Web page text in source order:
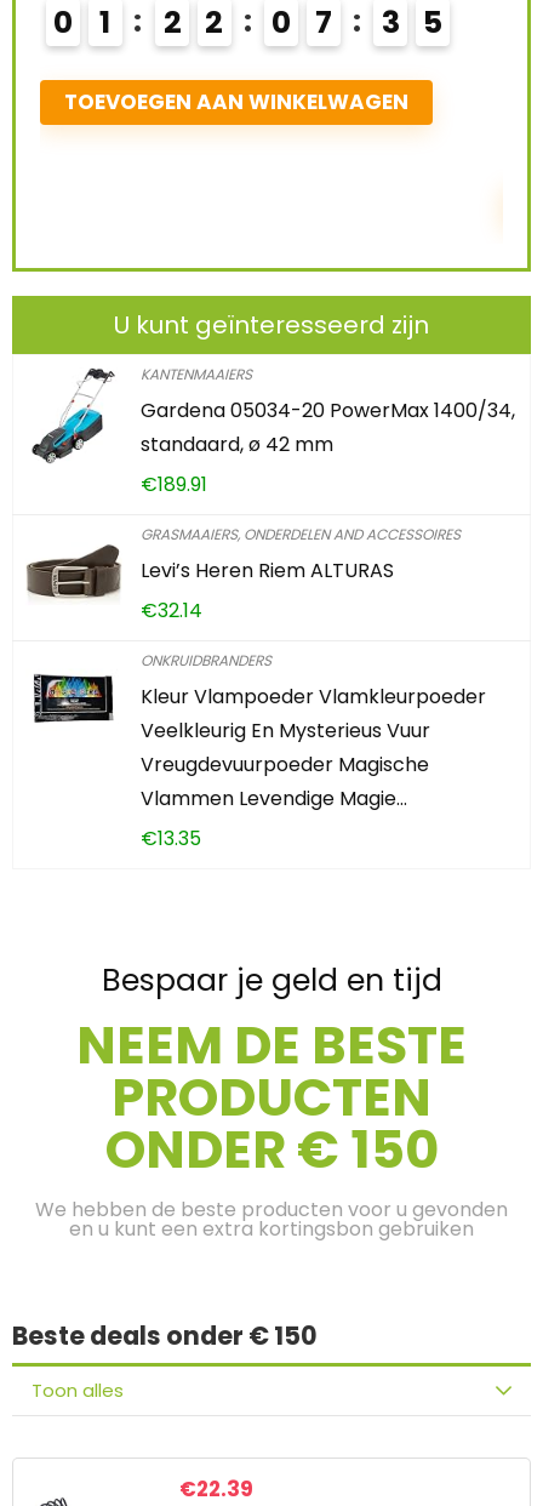
0 2 2 2 0 7 3 4
U kunt geïnteresseerd zijn
KANTENMAAIERS
Gardena 05034-20 PowerMax 1400/34,
standaard, ø 42 mm
€189.91
GRASMAAIERS, ONDERDELEN AND ACCESSOIRES
Levi’s Heren Riem ALTURAS
€32.14
ONKRUIDBRANDERS
Kleur Vlampoeder Vlamkleurpoeder
Veelkleurig En Mysterieus Vuur
Vreugdevuurpoeder Magische
Vlammen Levendige Magie…
€13.35
Bespaar je geld en tijd
NEEM DE BESTE
PRODUCTEN
ONDER € 150
We hebben de beste producten voor u gevonden
en u kunt een extra kortingsbon gebruiken
Beste deals onder € 150
Toon alles
€22.39